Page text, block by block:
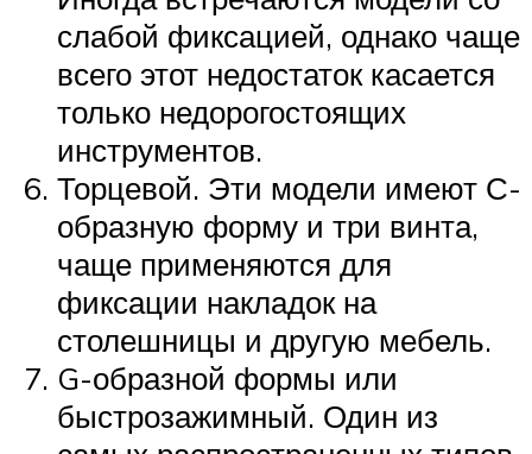
слабой фиксацией, однако чаще
всего этот недостаток касается
только недорогостоящих
инструментов.
Торцевой. Эти модели имеют С-
образную форму и три винта,
чаще применяются для
фиксации накладок на
столешницы и другую мебель.
G-образной формы или
быстрозажимный. Один из